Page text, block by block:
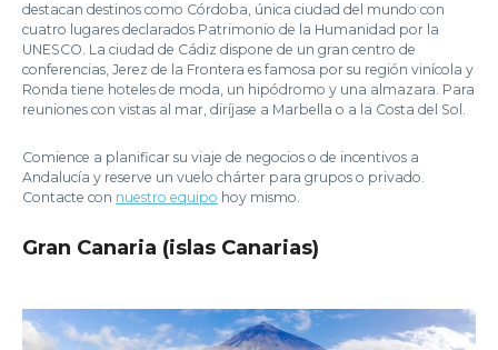
destacan destinos como Córdoba, única ciudad del mundo con
cuatro lugares declarados Patrimonio de la Humanidad por la
UNESCO. La ciudad de Cádiz dispone de un gran centro de
conferencias, Jerez de la Frontera es famosa por su región vinícola y
Ronda tiene hoteles de moda, un hipódromo y una almazara. Para
reuniones con vistas al mar, diríjase a Marbella o a la Costa del Sol.
Comience a planificar su viaje de negocios o de incentivos a
Andalucía y reserve un vuelo chárter para grupos o privado.
Contacte con nuestro equipo hoy mismo.
Gran Canaria (islas Canarias)